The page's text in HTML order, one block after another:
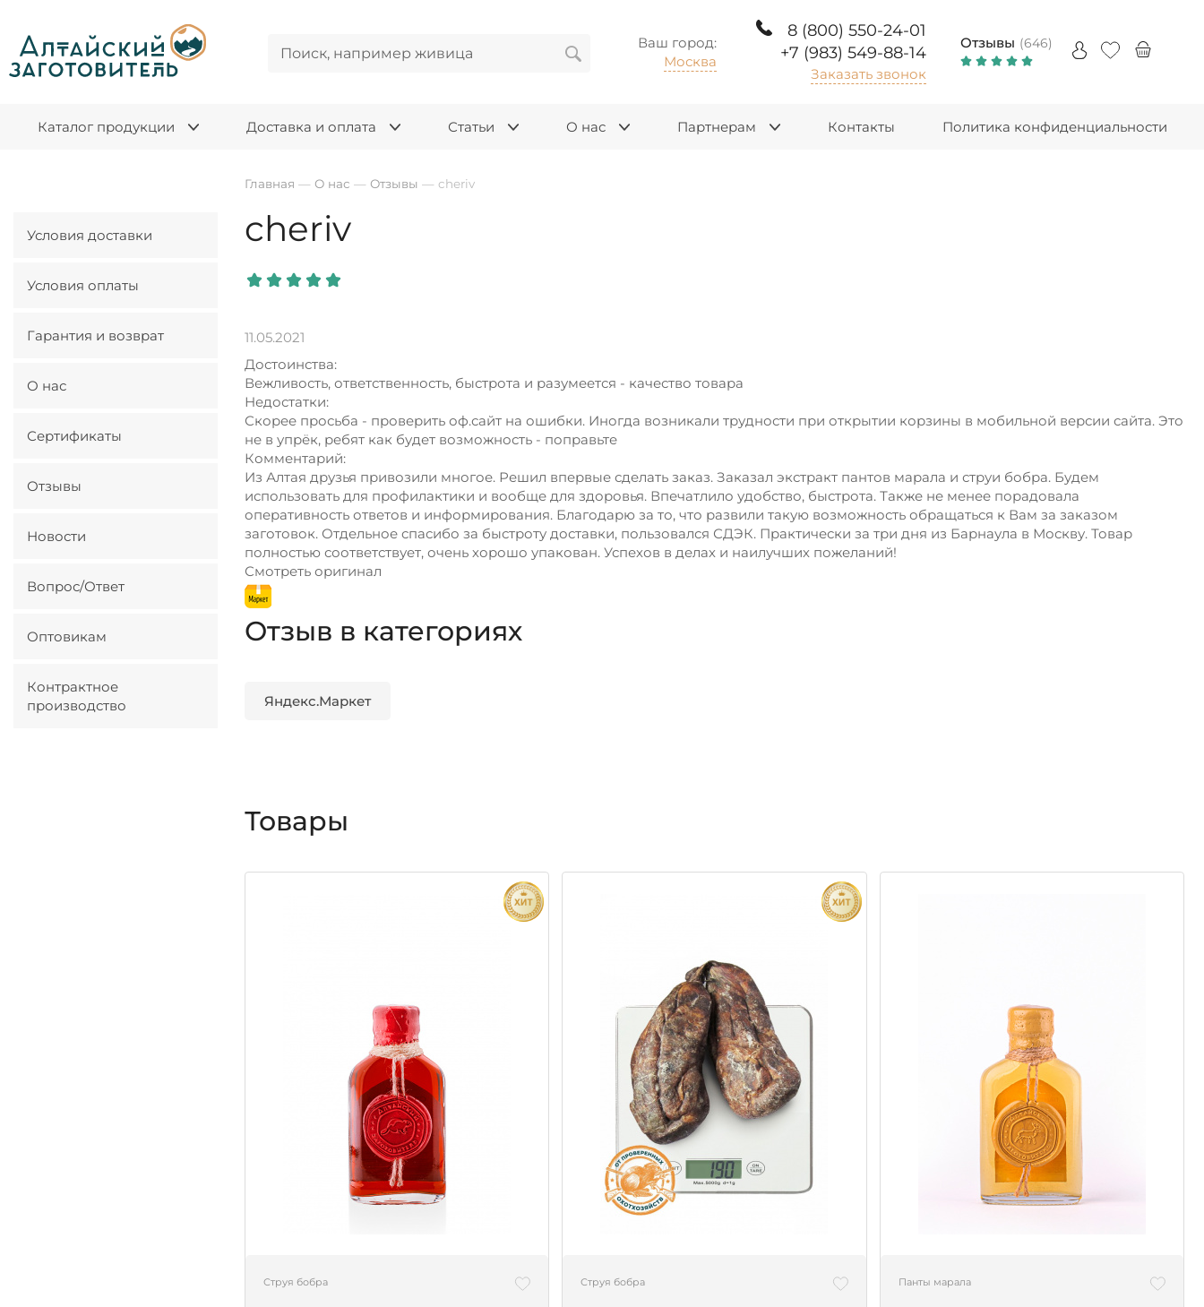
Ваш город:
Москва
8 (800) 550-24-01
+7 (983) 549-88-14
Заказать звонок
Отзывы (646)
Каталог продукции Доставка и оплата Статьи О нас Партнерам Контакты Политика конфиденциальности
Условия доставки
Условия оплаты
Гарантия и возврат
О нас
Сертификаты
Отзывы
Новости
Вопрос/Ответ
Оптовикам
Контрактное
производство
Главная — О нас — Отзывы — cheriv
cheriv
11.05.2021
Достоинства:
Вежливость, ответственность, быстрота и разумеется - качество товара
Недостатки:
Скорее просьба - проверить оф.сайт на ошибки. Иногда возникали трудности при открытии корзины в мобильной версии сайта. Это
не в упрёк, ребят как будет возможность - поправьте
Комментарий:
Из Алтая друзья привозили многое. Решил впервые сделать заказ. Заказал экстракт пантов марала и струи бобра. Будем
использовать для профилактики и вообще для здоровья. Впечатлило удобство, быстрота. Также не менее порадовала
оперативность ответов и информирования. Благодарю за то, что развили такую возможность обращаться к Вам за заказом
заготовок. Отдельное спасибо за быстроту доставки, пользовался СДЭК. Практически за три дня из Барнаула в Москву. Товар
полностью соответствует, очень хорошо упакован. Успехов в делах и наилучших пожеланий!
Смотреть оригинал
Отзыв в категориях
Яндекс.Маркет
Товары
Струя бобра Струя бобра Панты марала